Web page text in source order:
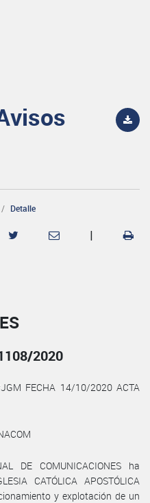
Detalle
|
2020
FECHA 14/10/2020 ACTA
DE COMUNICACIONES ha
CATÓLICA APOSTÓLICA
y explotación de un